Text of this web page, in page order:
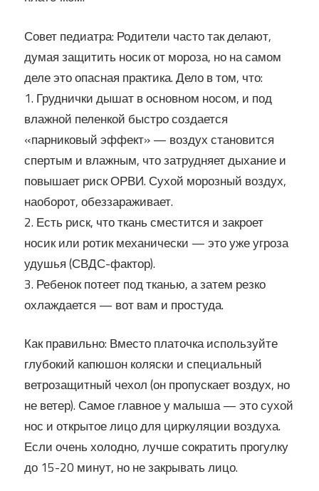
Совет педиатра: Родители часто так делают,
думая защитить носик от мороза, но на самом
деле это опасная практика. Дело в том, что:
1. Груднички дышат в основном носом, и под
влажной пеленкой быстро создается
«парниковый эффект» — воздух становится
спертым и влажным, что затрудняет дыхание и
повышает риск ОРВИ. Сухой морозный воздух,
наоборот, обеззараживает.
2. Есть риск, что ткань сместится и закроет
носик или ротик механически — это уже угроза
удушья (СВДС-фактор).
3. Ребенок потеет под тканью, а затем резко
охлаждается — вот вам и простуда.
Как правильно: Вместо платочка используйте
глубокий капюшон коляски и специальный
ветрозащитный чехол (он пропускает воздух, но
не ветер). Самое главное у малыша — это сухой
нос и открытое лицо для циркуляции воздуха.
Если очень холодно, лучше сократить прогулку
до 15-20 минут, но не закрывать лицо.